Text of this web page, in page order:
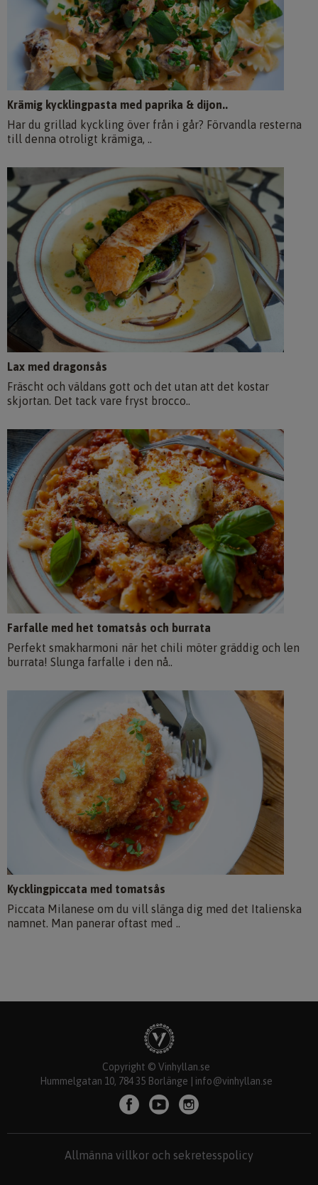
Krämig kycklingpasta med paprika & dijon..
Har du grillad kyckling över från i går? Förvandla resterna
till denna otroligt krämiga, ..
Lax med dragonsås
Fräscht och väldans gott och det utan att det kostar
skjortan. Det tack vare fryst brocco..
Farfalle med het tomatsås och burrata
Perfekt smakharmoni när het chili möter gräddig och len
burrata! Slunga farfalle i den nå..
Kycklingpiccata med tomatsås
Piccata Milanese om du vill slänga dig med det Italienska
namnet. Man panerar oftast med ..
Copyright © Vinhyllan.se
Hummelgatan 10, 784 35 Borlänge | info@vinhyllan.se
Allmänna villkor och sekretesspolicy